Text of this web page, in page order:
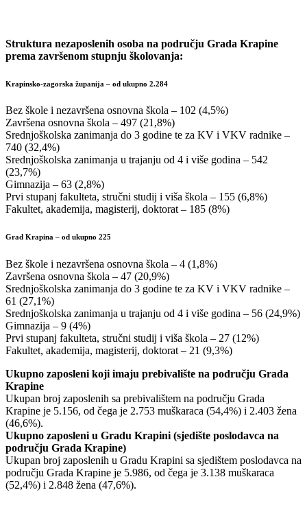
Struktura nezaposlenih osoba na području Grada Krapine
prema završenom stupnju školovanja:
Krapinsko-zagorska županija – od ukupno 2.284
Bez škole i nezavršena osnovna škola – 102 (4,5%)
Završena osnovna škola – 497 (21,8%)
Srednjoškolska zanimanja do 3 godine te za KV i VKV radnike –
740 (32,4%)
Srednjoškolska zanimanja u trajanju od 4 i više godina – 542
(23,7%)
Gimnazija – 63 (2,8%)
Prvi stupanj fakulteta, stručni studij i viša škola – 155 (6,8%)
Fakultet, akademija, magisterij, doktorat – 185 (8%)
Grad Krapina – od ukupno 225
Bez škole i nezavršena osnovna škola – 4 (1,8%)
Završena osnovna škola – 47 (20,9%)
Srednjoškolska zanimanja do 3 godine te za KV i VKV radnike –
61 (27,1%)
Srednjoškolska zanimanja u trajanju od 4 i više godina – 56 (24,9%)
Gimnazija – 9 (4%)
Prvi stupanj fakulteta, stručni studij i viša škola – 27 (12%)
Fakultet, akademija, magisterij, doktorat – 21 (9,3%)
Ukupno zaposleni koji imaju prebivalište na području Grada
Krapine
Ukupan broj zaposlenih sa prebivalištem na području Grada
Krapine je 5.156, od čega je 2.753 muškaraca (54,4%) i 2.403 žena
(46,6%).
Ukupno zaposleni u Gradu Krapini (sjedište poslodavca na
području Grada Krapine)
Ukupan broj zaposlenih u Gradu Krapini sa sjedištem poslodavca na
području Grada Krapine je 5.986, od čega je 3.138 muškaraca
(52,4%) i 2.848 žena (47,6%).